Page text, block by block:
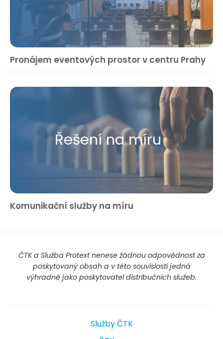
Pronájem eventových prostor v centru Prahy
Řešení na míru
Komunikační služby na míru
ČTK a Služba Protext nenese žádnou odpovědnost za
poskytovaný obsah a v této souvislosti jedná
výhradně jako poskytovatel distribučních služeb.
Služby ČTK